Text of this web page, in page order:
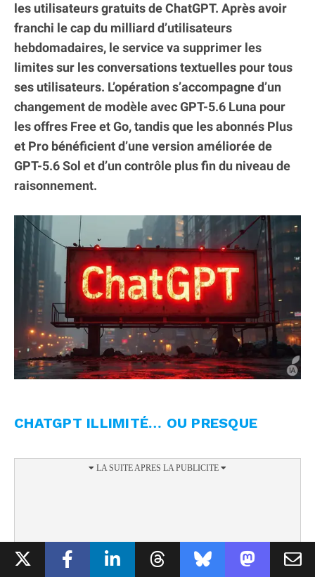
les utilisateurs gratuits de ChatGPT. Après avoir
franchi le cap du milliard d’utilisateurs
hebdomadaires, le service va supprimer les
limites sur les conversations textuelles pour tous
ses utilisateurs. L’opération s’accompagne d’un
changement de modèle avec GPT-5.6 Luna pour
les offres Free et Go, tandis que les abonnés Plus
et Pro bénéficient d’une version améliorée de
GPT-5.6 Sol et d’un contrôle plus fin du niveau de
raisonnement.
CHATGPT ILLIMITÉ… OU PRESQUE